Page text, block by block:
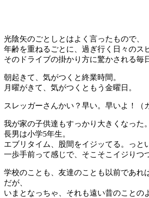
光陰矢のごとしとはよく言ったもので、
年齢を重ねるごとに、過ぎ行く日々のス
そのドライブの掛かり方に驚かされる毎
朝起きて、気がつくと終業時間。
月曜がきて、気がつくともう金曜日。
スレッガーさんかい？早い。早いよ！（
我が家の子供達もすっかり大きくなった。
長男は小学5年生。
エブリタイム、股間をイジッてる。っと
一歩手前って感じで、そこそこイジりつ
学校のことも、友達のことも以前であれ
だが、
いまとなっちゃ、それも遠い昔のことの